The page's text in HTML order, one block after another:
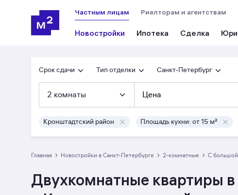
Частным лицам
Новостройки Ипотека Сделка
Риелторам и агентствам
Срок сдачи Тип отделки Санкт-Петербург
2 комнаты Цена
Кронштадтский район Площадь кухни: от 15 м²
Главная › Новостройки в Санкт-Петербурге › 2-комнатные › с
Двухкомнатные квартиры